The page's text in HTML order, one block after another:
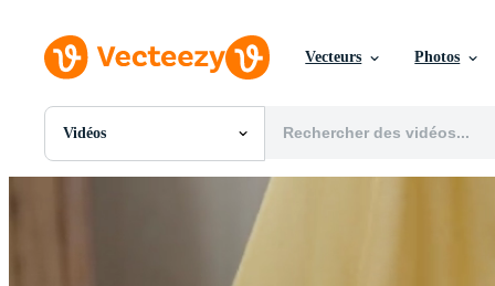
Vecteurs Photos
Vidéos
Toutes Images